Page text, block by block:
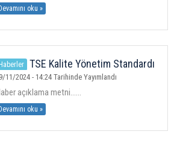
Devamını oku »
Haberler
TSE Kalite Yönetim Standardı
Tamamlandı
11/2024 - 14:24 Tarihinde Yayımlandı
açıklama metni......
Devamını oku »